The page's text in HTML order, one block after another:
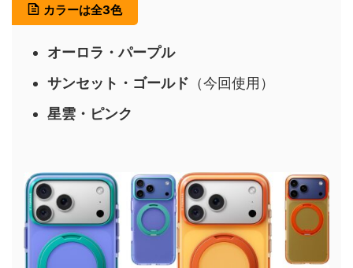
カラーは全3色
オーロラ・パープル
サンセット・ゴールド （今回使用）
星雲・ピンク